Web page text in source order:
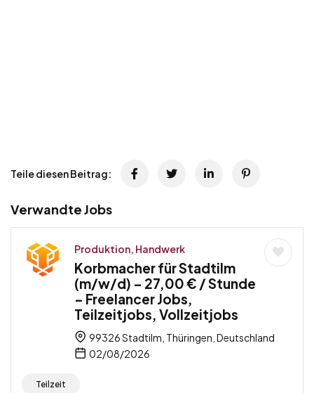
Teile diesen Beitrag:
Verwandte Jobs
Produktion, Handwerk
Korbmacher für Stadtilm
(m/w/d) – 27,00 € / Stunde
– Freelancer Jobs,
Teilzeitjobs, Vollzeitjobs
99326 Stadtilm, Thüringen, Deutschland
02/08/2026
Teilzeit